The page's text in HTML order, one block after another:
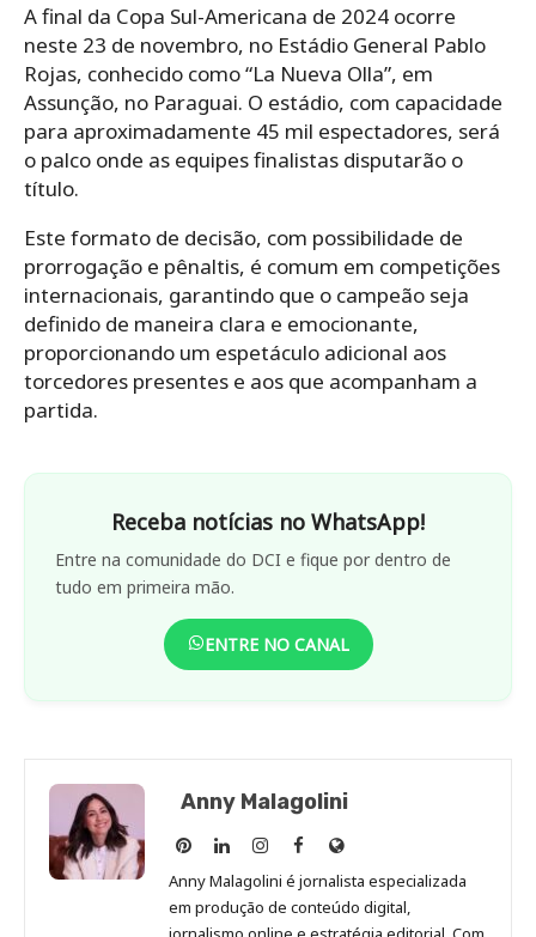
A final da Copa Sul-Americana de 2024 ocorre
neste 23 de novembro, no Estádio General Pablo
Rojas, conhecido como “La Nueva Olla”, em
Assunção, no Paraguai. O estádio, com capacidade
para aproximadamente 45 mil espectadores, será
o palco onde as equipes finalistas disputarão o
título.
Este formato de decisão, com possibilidade de
prorrogação e pênaltis, é comum em competições
internacionais, garantindo que o campeão seja
definido de maneira clara e emocionante,
proporcionando um espetáculo adicional aos
torcedores presentes e aos que acompanham a
partida.
Receba notícias no WhatsApp!
Entre na comunidade do DCI e fique por dentro de
tudo em primeira mão.
ENTRE NO CANAL
Anny Malagolini
Anny
Malagolini
no
Anny
Malagolini
no
Anny
Malagolini
no
Anny
Malagolini
no
Site
de
Anny
Anny Malagolini é jornalista especializada
em produção de conteúdo digital,